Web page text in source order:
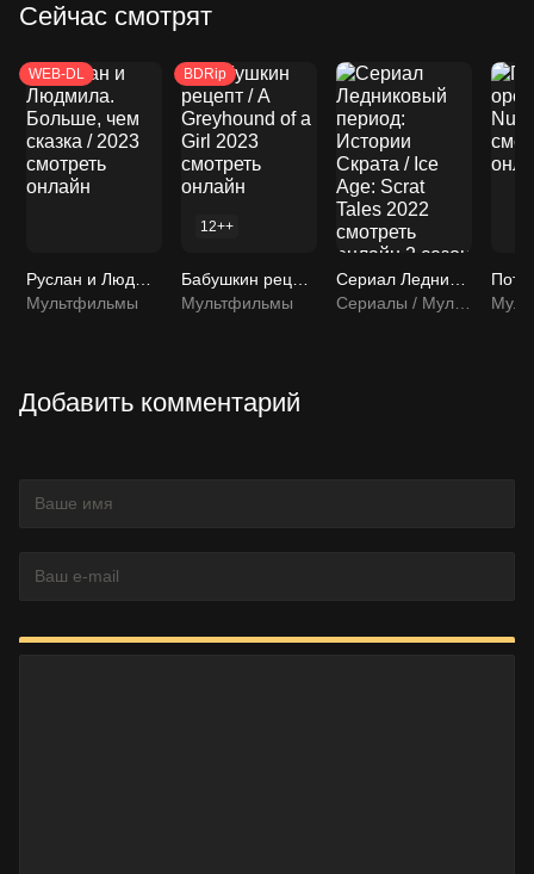
Сейчас смотрят
WEB-DL
Мультфильмы
BDRip
12++
Мультфильмы
Добавить комментарий